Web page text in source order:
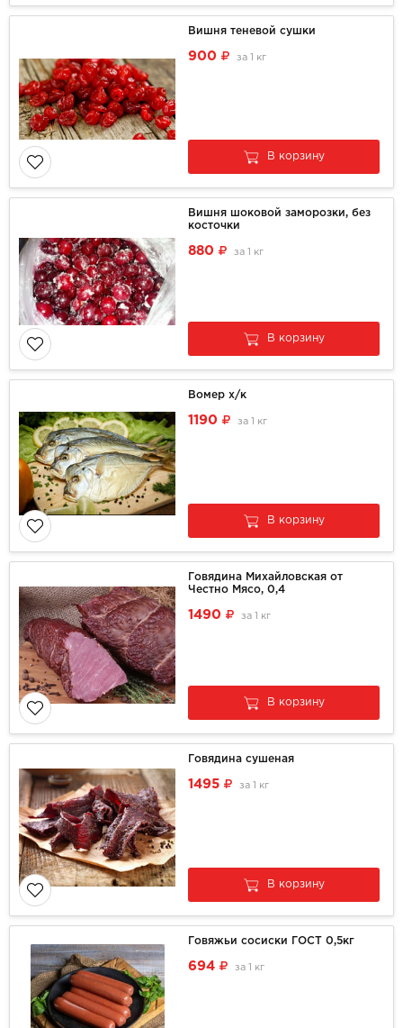
Вишня теневой сушки
900 за 1 кг
В корзину
Вишня шоковой заморозки, без
косточки
880 за 1 кг
В корзину
Вомер х/к
1190 за 1 кг
В корзину
Говядина Михайловская от
Честно Мясо, 0,4
1490 за 1 кг
В корзину
Говядина сушеная
1495 за 1 кг
В корзину
Говяжьи сосиски ГОСТ 0,5кг
694 за 1 кг